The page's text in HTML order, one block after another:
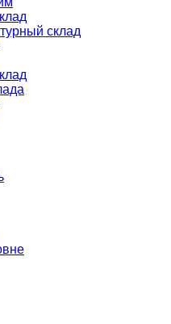
склад